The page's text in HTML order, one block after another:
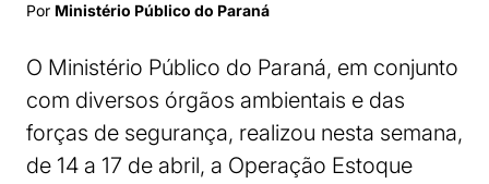
Por Ministério Público do Paraná
O Ministério Público do Paraná, em conjunto
com diversos órgãos ambientais e das
forças de segurança, realizou nesta semana,
de 14 a 17 de abril, a Operação Estoque